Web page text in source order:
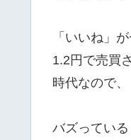
「いいね」
1.2円で売買
時代なので、
バズっている